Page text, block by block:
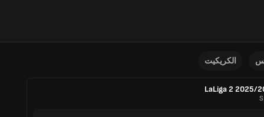
الكريكيت
LaLiga 2 2025/